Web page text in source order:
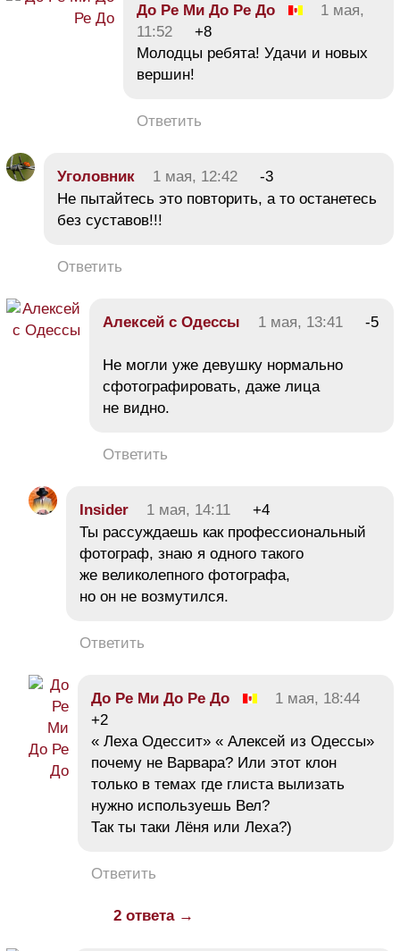
До Ре Ми До Ре До
1 мая,
11:52
+8
Молодцы ребята! Удачи и новых
вершин!
Ответить
Уголовник 1 мая, 12:42
-3
Не пытайтесь это повторить, а то останетесь
без суставов!!!
Ответить
Алексей с Одессы 1 мая, 13:41 -5
Не могли уже девушку нормально
сфотографировать, даже лица
не видно.
Ответить
Insider 1 мая, 14:11
+4
Ты рассуждаешь как профессиональный
фотограф, знаю я одного такого
же великолепного фотографа,
но он не возмутился.
Ответить
До Ре Ми До Ре До
1 мая, 18:44
+2
« Леха Одессит» « Алексей из Одессы»
почему не Варвара? Или этот клон
только в темах где глиста вылизать
нужно используешь Вел?
Так ты таки Лёня или Леха?)
Ответить
2 ответа →